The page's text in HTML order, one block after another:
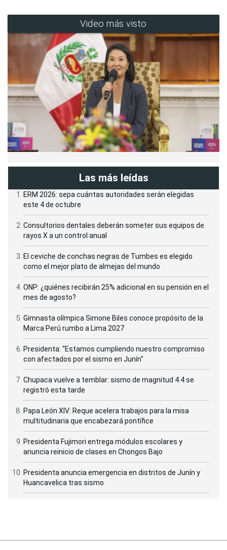
Video más visto
Las más leídas
ERM 2026: sepa cuántas autoridades serán elegidas
este 4 de octubre
Consultorios dentales deberán someter sus equipos de
rayos X a un control anual
El ceviche de conchas negras de Tumbes es elegido
como el mejor plato de almejas del mundo
ONP: ¿quiénes recibirán 25% adicional en su pensión en el
mes de agosto?
Gimnasta olímpica Simone Biles conoce propósito de la
Marca Perú rumbo a Lima 2027
Presidenta: “Estamos cumpliendo nuestro compromiso
con afectados por el sismo en Junín"
Chupaca vuelve a temblar: sismo de magnitud 4.4 se
registró esta tarde
Papa León XIV: Reque acelera trabajos para la misa
multitudinaria que encabezará pontífice
Presidenta Fujimori entrega módulos escolares y
anuncia reinicio de clases en Chongos Bajo
Presidenta anuncia emergencia en distritos de Junín y
Huancavelica tras sismo